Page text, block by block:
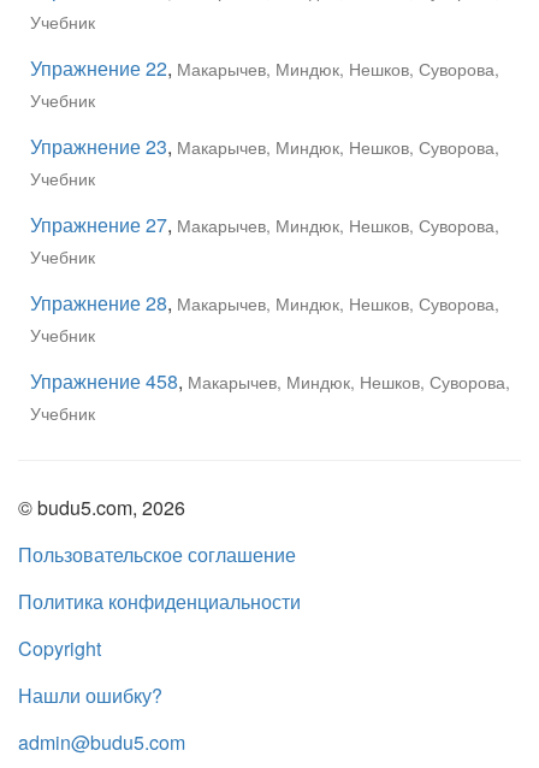
Учебник
Упражнение 22, Макарычев, Миндюк, Нешков, Суворова,
Учебник
Упражнение 23, Макарычев, Миндюк, Нешков, Суворова,
Учебник
Упражнение 27, Макарычев, Миндюк, Нешков, Суворова,
Учебник
Упражнение 28, Макарычев, Миндюк, Нешков, Суворова,
Учебник
Упражнение 458, Макарычев, Миндюк, Нешков, Суворова,
Учебник
© budu5.com, 2026
Пользовательское соглашение
Политика конфиденциальности
Copyright
Нашли ошибку?
admin@budu5.com